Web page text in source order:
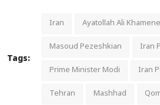
Tags:
Iran Ayatollah Ali
Masoud Pezeshkian Iran
Prime Minister Modi Iran
Tehran Mashhad